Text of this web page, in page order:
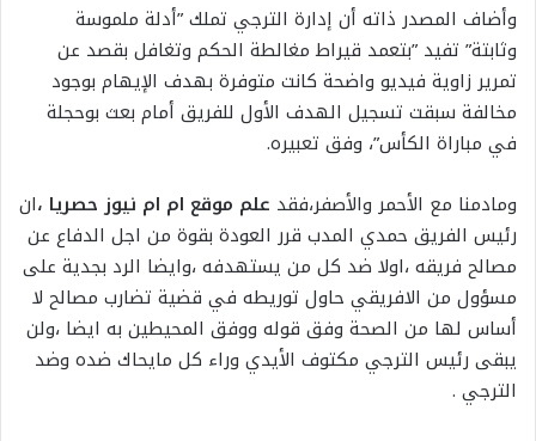
وأضاف المصدر ذاته أن إدارة الترجي تملك ”أدلة ملموسة
وثابتة” تفيد ”بتعمد قيراط مغالطة الحكم وتغافل بقصد عن
تمرير زاوية فيديو واضحة كانت متوفرة بهدف الإيهام بوجود
مخالفة سبقت تسجيل الهدف الأول للفريق أمام بعث بوحجلة
في مباراة الكأس”، وفق تعبيره.
ومادمنا مع الأحمر والأصفر،فقد علم موقع ام ام نيوز حصريا ،ان
رئيس الفريق حمدي المدب قرر العودة بقوة من اجل الدفاع عن
مصالح فريقه ،اولا ضد كل من يستهدفه ،وايضا الرد بجدية على
مسؤول من الافريقي حاول توريطه في قضية تضارب مصالح لا
أساس لها من الصحة وفق قوله ووفق المحيطين به ايضا ،ولن
يبقى رئيس الترجي مكتوف الأيدي وراء كل مايحاك ضده وضد
الترجي .